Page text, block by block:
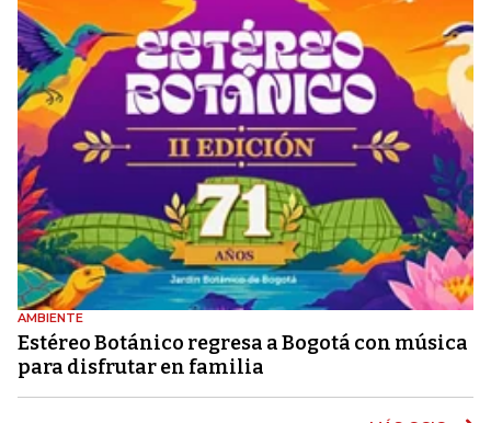
AMBIENTE
Estéreo Botánico regresa a Bogotá con música
para disfrutar en familia